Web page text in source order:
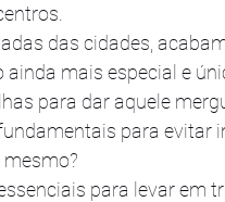
das cidades,
mais especial e
para dar aquele
para evitar
mesmo?
para levar em